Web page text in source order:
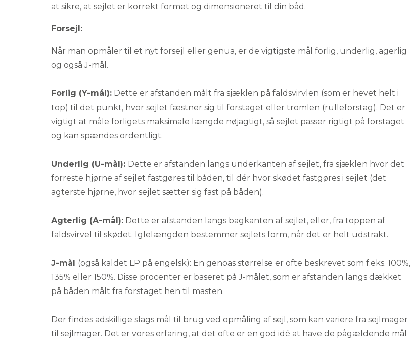
at sikre, at sejlet er korrekt formet og dimensioneret til din båd.
Forsejl:
Når man opmåler til et nyt forsejl eller genua, er de vigtigste mål forlig, underlig, agerlig
og også J-mål.
Forlig (Y-mål): Dette er afstanden målt fra sjæklen på faldsvirvlen (som er hevet helt i
top) til det punkt, hvor sejlet fæstner sig til forstaget eller tromlen (rulleforstag). Det er
vigtigt at måle forligets maksimale længde nøjagtigt, så sejlet passer rigtigt på forstaget
og kan spændes ordentligt.
Underlig (U-mål): Dette er afstanden langs underkanten af sejlet, fra sjæklen hvor det
forreste hjørne af sejlet fastgøres til båden, til dér hvor skødet fastgøres i sejlet (det
agterste hjørne, hvor sejlet sætter sig fast på båden).
Agterlig (A-mål): Dette er afstanden langs bagkanten af sejlet, eller, fra toppen af
faldsvirvel til skødet. Iglelængden bestemmer sejlets form, når det er helt udstrakt.
J-mål (også kaldet LP på engelsk): En genoas størrelse er ofte beskrevet som f.eks. 100%,
135% eller 150%. Disse procenter er baseret på J-målet, som er afstanden langs dækket
på båden målt fra forstaget hen til masten.
Der findes adskillige slags mål til brug ved opmåling af sejl, som kan variere fra sejlmager
til sejlmager. Det er vores erfaring, at det ofte er en god idé at have de pågældende mål